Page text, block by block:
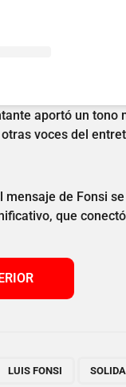
aportó un
voces del
mensaje de Fonsi
que
LUIS FONSI